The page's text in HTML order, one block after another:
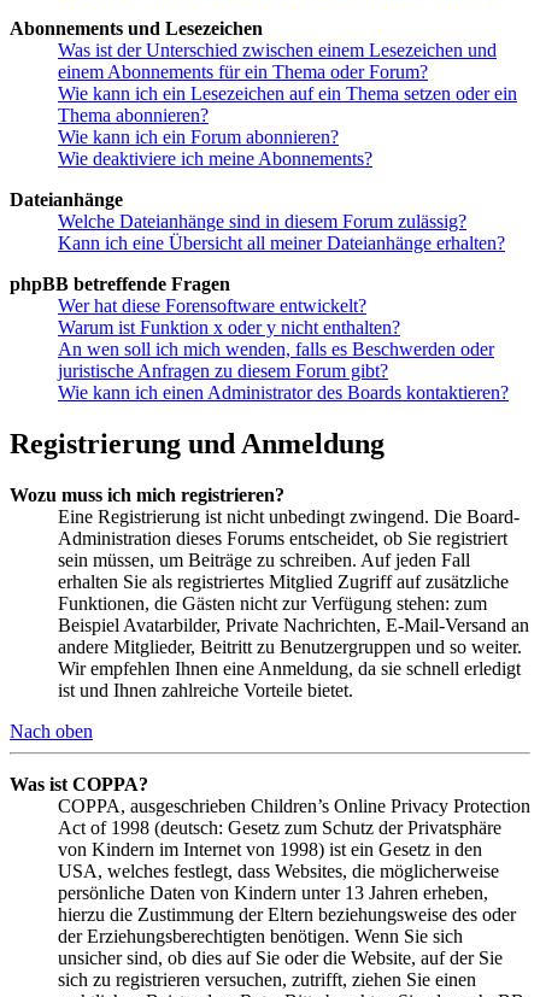
Abonnements und Lesezeichen
Was ist der Unterschied zwischen einem Lesezeichen und
einem Abonnements für ein Thema oder Forum?
Wie kann ich ein Lesezeichen auf ein Thema setzen oder ein
Thema abonnieren?
Wie kann ich ein Forum abonnieren?
Wie deaktiviere ich meine Abonnements?
Dateianhänge
Welche Dateianhänge sind in diesem Forum zulässig?
Kann ich eine Übersicht all meiner Dateianhänge erhalten?
phpBB betreffende Fragen
Wer hat diese Forensoftware entwickelt?
Warum ist Funktion x oder y nicht enthalten?
An wen soll ich mich wenden, falls es Beschwerden oder
juristische Anfragen zu diesem Forum gibt?
Wie kann ich einen Administrator des Boards kontaktieren?
Registrierung und Anmeldung
Wozu muss ich mich registrieren?
Eine Registrierung ist nicht unbedingt zwingend. Die Board-
Administration dieses Forums entscheidet, ob Sie registriert
sein müssen, um Beiträge zu schreiben. Auf jeden Fall
erhalten Sie als registriertes Mitglied Zugriff auf zusätzliche
Funktionen, die Gästen nicht zur Verfügung stehen: zum
Beispiel Avatarbilder, Private Nachrichten, E-Mail-Versand an
andere Mitglieder, Beitritt zu Benutzergruppen und so weiter.
Wir empfehlen Ihnen eine Anmeldung, da sie schnell erledigt
ist und Ihnen zahlreiche Vorteile bietet.
Nach oben
Was ist COPPA?
COPPA, ausgeschrieben Children’s Online Privacy Protection
Act of 1998 (deutsch: Gesetz zum Schutz der Privatsphäre
von Kindern im Internet von 1998) ist ein Gesetz in den
USA, welches festlegt, dass Websites, die möglicherweise
persönliche Daten von Kindern unter 13 Jahren erheben,
hierzu die Zustimmung der Eltern beziehungsweise des oder
der Erziehungsberechtigten benötigen. Wenn Sie sich
unsicher sind, ob dies auf Sie oder die Website, auf der Sie
sich zu registrieren versuchen, zutrifft, ziehen Sie einen